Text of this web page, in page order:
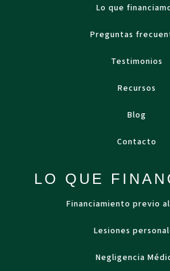
Lo que
Preguntas
Testimonios
Recursos
Blog
Contacto
LO QUE
Financiamiento previo
Lesiones
Negligencia